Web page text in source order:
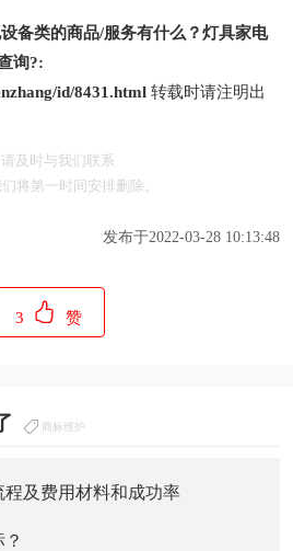
备类的商品/服务有什么？灯具家电
询?:
id/8431.html 转载时请注明出
及时与我们联系
将第一时间安排删除。
发布于2022-03-28 10:13:48
3 赞
商标维护
程及费用材料和成功率